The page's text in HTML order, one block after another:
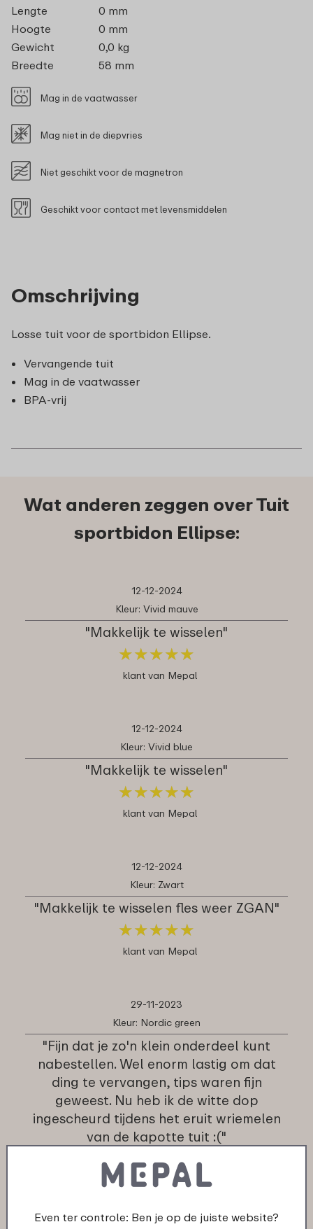
Omschrijving
Losse tuit voor de sportbidon Ellipse.
Vervangende tuit
Mag in de vaatwasser
BPA-vrij
Lengte
0 mm
Hoogte
0 mm
Gewicht
0,0 kg
Breedte
58 mm
Mag in de vaatwasser
Mag niet in de diepvries
Niet geschikt voor de magnetron
Geschikt voor contact met levensmiddelen
Wat anderen zeggen over Tuit
sportbidon Ellipse:
12-12-2024
Kleur: Vivid mauve
"Makkelijk te wisselen"
★★★★★
★★★★★
klant van Mepal
12-12-2024
Kleur: Vivid blue
"Makkelijk te wisselen"
★★★★★
★★★★★
klant van Mepal
12-12-2024
Kleur: Zwart
"Makkelijk te wisselen fles weer ZGAN"
★★★★★
★★★★★
klant van Mepal
29-11-2023
Kleur: Nordic green
"Fijn dat je zo'n klein onderdeel kunt
nabestellen. Wel enorm lastig om dat
ding te vervangen, tips waren fijn
geweest. Nu heb ik de witte dop
ingescheurd tijdens het eruit wriemelen
van de kapotte tuit :("
★★ ★★ ★
★★ ★★ ★
klant van Mepal
Even ter controle: Ben je op de juiste website?